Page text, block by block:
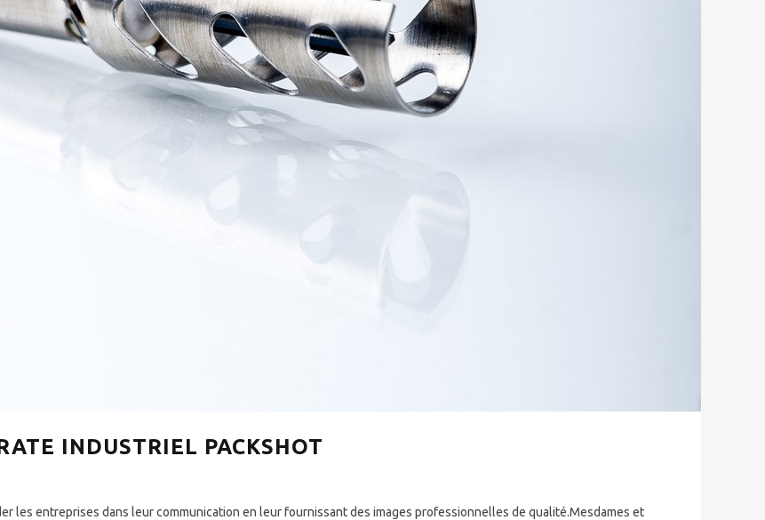
INDUSTRIEL PACKSHOT
les entreprises dans leur communication en leur fournissant des images professionnelles de qualité.Mesdames et